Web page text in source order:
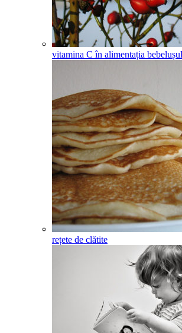
vitamina C în alimentația
rețete de clătite